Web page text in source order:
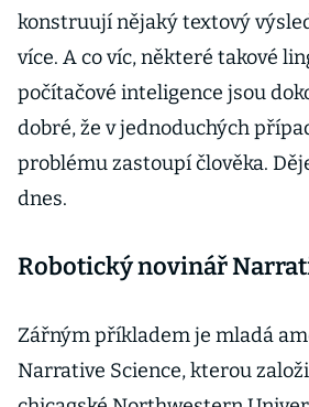
konstruují nějaký textový
více. A co víc, některé takové
počítačové inteligence jsou
dobré, že v jednoduchých
problému zastoupí člověka.
dnes.
Robotický novinář
Zářným příkladem je mladá
Narrative Science, kterou